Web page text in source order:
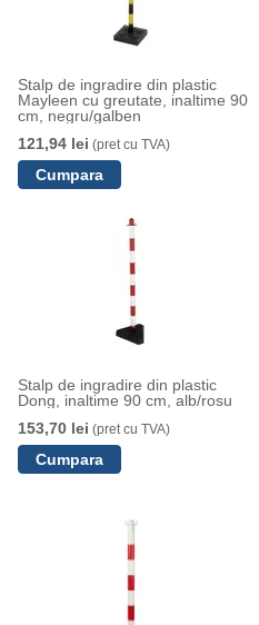
Stalp de ingradire din plastic
Mayleen cu greutate, inaltime 90
cm, negru/galben
121,94 lei (pret cu TVA)
Stalp de ingradire din plastic
Dong, inaltime 90 cm, alb/rosu
153,70 lei (pret cu TVA)